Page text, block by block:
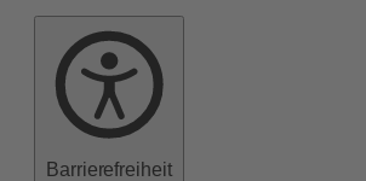
Barrierefreiheit